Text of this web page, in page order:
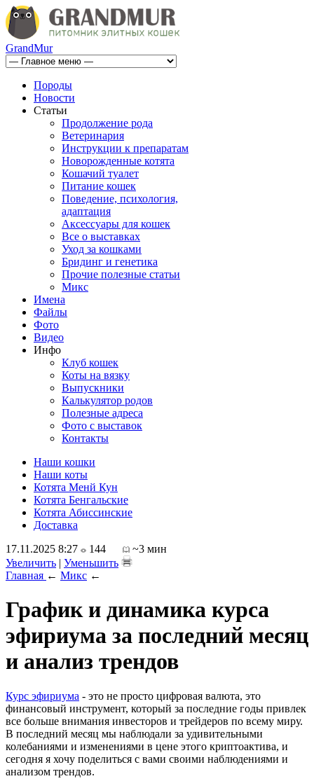
GrandMur
Породы
Новости
Статьи
Продолжение рода
Ветеринария
Инструкции к препаратам
Новорожденные котята
Кошачий туалет
Питание кошек
Поведение, психология,
адаптация
Аксессуары для кошек
Все о выставках
Уход за кошками
Бридинг и генетика
Прочие полезные статьи
Микс
Имена
Файлы
Фото
Видео
Инфо
Клуб кошек
Коты на вязку
Выпускники
Калькулятор родов
Полезные адреса
Фото с выставок
Контакты
Наши кошки
Наши коты
Котята Менй Кун
Котята Бенгальские
Котята Абиссинские
Доставка
17.11.2025 8:27
144
~3 мин
Увеличить | Уменьшить
Главная ← Микс ←
График и динамика курса
эфириума за последний месяц
и анализ трендов
Курс эфириума - это не просто цифровая валюта, это
финансовый инструмент, который за последние годы привлек
все больше внимания инвесторов и трейдеров по всему миру.
В последний месяц мы наблюдали за удивительными
колебаниями и изменениями в цене этого криптоактива, и
сегодня я хочу поделиться с вами своими наблюдениями и
анализом трендов.